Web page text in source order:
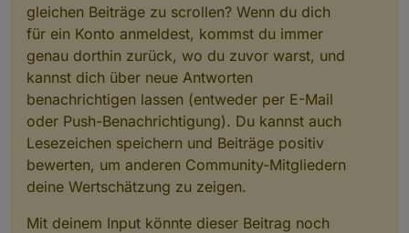
gleichen Beiträge zu scrollen? Wenn du dich
für ein Konto anmeldest, kommst du immer
genau dorthin zurück, wo du zuvor warst, und
kannst dich über neue Antworten
benachrichtigen lassen (entweder per E-Mail
oder Push-Benachrichtigung). Du kannst auch
Lesezeichen speichern und Beiträge positiv
bewerten, um anderen Community-Mitgliedern
deine Wertschätzung zu zeigen.
Mit deinem Input könnte dieser Beitrag noch